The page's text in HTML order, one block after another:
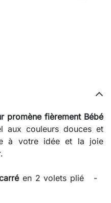
promène fièrement Bébé
aux couleurs douces et
à votre idée et la joie
en 2 volets plié -